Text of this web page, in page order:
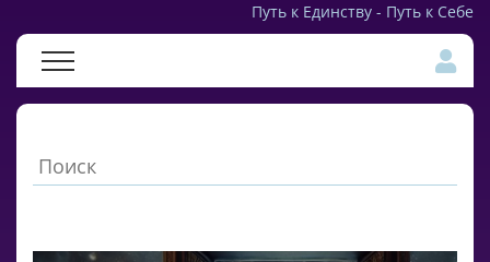
Путь к Единству - Путь к Себе